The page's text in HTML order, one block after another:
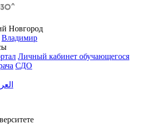
Новгород
Владимир
Личный кабинет обучающегося
СДО